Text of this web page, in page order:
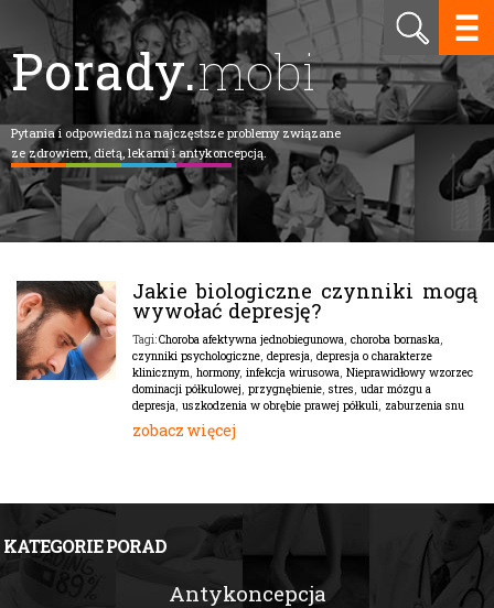
Porady.mobi
Pytania i odpowiedzi na najczęstsze problemy związane
ze zdrowiem, dietą, lekami i antykoncepcją.
Jakie biologiczne czynniki mogą
wywołać depresję?
Tagi:Choroba afektywna jednobiegunowa, choroba bornaska,
czynniki psychologiczne, depresja, depresja o charakterze
klinicznym, hormony, infekcja wirusowa, Nieprawidłowy wzorzec
dominacji półkulowej, przygnębienie, stres, udar mózgu a
depresja, uszkodzenia w obrębie prawej półkuli, zaburzenia snu
zobacz więcej
KATEGORIE PORAD
Antykoncepcja